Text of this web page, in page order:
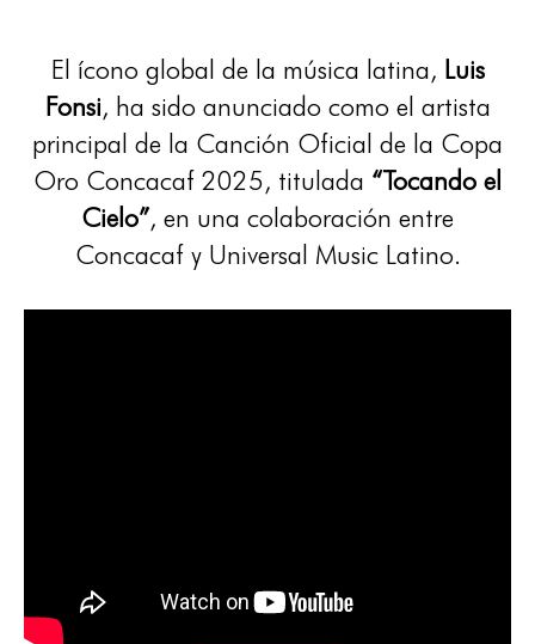
El ícono global de la música latina, Luis
Fonsi, ha sido anunciado como el artista
principal de la Canción Oficial de la Copa
Oro Concacaf 2025, titulada “Tocando el
Cielo”, en una colaboración entre
Concacaf y Universal Music Latino.